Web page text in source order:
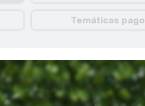
Temáticas pago